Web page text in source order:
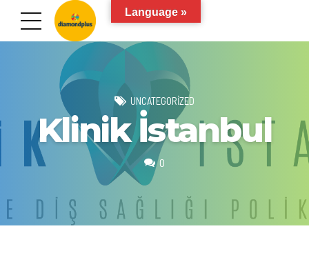
UNCATEGORIZED
Klinik İstanbul
0
Language »